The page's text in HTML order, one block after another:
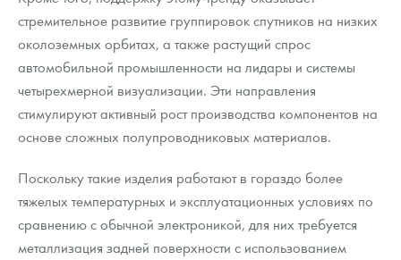
стремительное развитие группировок спутников на низких
околоземных орбитах, а также растущий спрос
автомобильной промышленности на лидары и системы
четырехмерной визуализации. Эти направления
стимулируют активный рост производства компонентов на
основе сложных полупроводниковых материалов.
Поскольку такие изделия работают в гораздо более
тяжелых температурных и эксплуатационных условиях по
сравнению с обычной электроникой, для них требуется
металлизация задней поверхности с использованием